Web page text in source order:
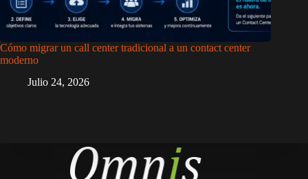
Cómo migrar un call center tradicional a un contact center
moderno
Julio 24, 2026